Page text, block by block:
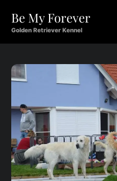
content
Be My Forever
Golden Retriever Kennel